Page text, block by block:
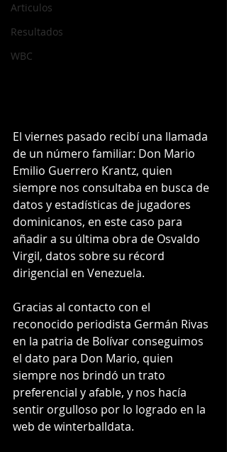
Articulos
Resultados
WBC
El viernes pasado recibí una llamada
de un número familiar: Don Mario
Emilio Guerrero Krantz, quien
siempre nos consultaba en busca de
datos y estadísticas de jugadores
dominicanos, en este caso para
añadir a su última obra de Osvaldo
Virgil, datos sobre su récord
dirigencial en Venezuela.
Gracias al contacto con el
reconocido periodista Germán Rivas
en la patria de Bolívar conseguimos
el dato para Don Mario, quien
siempre nos brindó un trato
preferencial y afable, y nos hacía
sentir orgulloso por lo logrado en la
web de winterballdata.